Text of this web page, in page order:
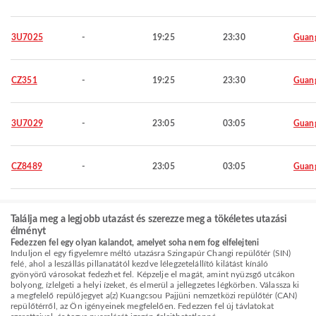
3U7025 - 19:25 23:30
CZ351 - 19:25 23:30
3U7029 - 23:05 03:05
CZ8489 - 23:05 03:05
Találja meg a legjobb utazást és szerezze meg a tökéletes utazási
élményt
Fedezzen fel egy olyan kalandot, amelyet soha nem fog elfelejteni
Induljon el egy figyelemre méltó utazásra Szingapúr Changi repülőtér (SIN)
felé, ahol a leszállás pillanatától kezdve lélegzetelállító kilátást kínáló
gyönyörű városokat fedezhet fel. Képzelje el magát, amint nyüzsgő utcákon
bolyong, ízlelgeti a helyi ízeket, és elmerül a jellegzetes légkörben. Válassza ki
a megfelelő repülőjegyet a(z) Kuangcsou Pajjüni nemzetközi repülőtér (CAN)
repülőtérről, az Ön igényeinek megfelelően. Fedezzen fel új távlatokat